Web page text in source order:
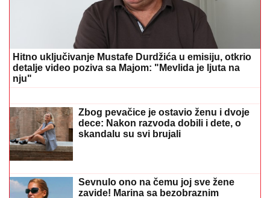
ORBAN POSETIO TRUBAČKU LEGENDUMađarski
političar uživa na Saboru trubača u Guči: Pozdravio
se sa muzičarima i jeo svadbarski kupus
JOŠ JEDNA DETONACIJA U
BEOGRADU!Rakovica se zatresla
usred noći: Na licu mesta krater,
policija traga za počiniocem
"IZMEĐU JELENE I MENE NIKADA
NIŠTA NIJE BILO"Goran Ratković
Rale se oglasio nakon što je Ana